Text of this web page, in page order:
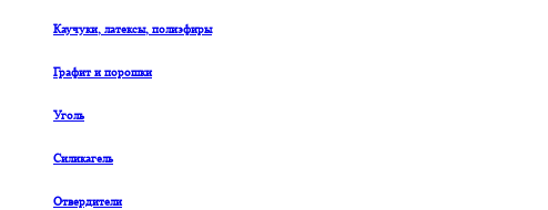
Каучуки, латексы, полиэфиры
Графит и порошки
Уголь
Силикагель
Отвердители